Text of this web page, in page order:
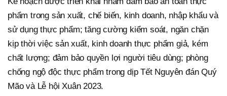
phẩm trong sản xuất, chế biến, kinh doanh, nhập khẩu và
sử dụng thực phẩm; tăng cường kiểm soát, ngăn chặn
kịp thời việc sản xuất, kinh doanh thực phẩm giả, kém
chất lượng; đảm bảo quyền lợi người tiêu dùng; phòng
chống ngộ độc thực phẩm trong dịp Tết Nguyên đán Quý
Mão và Lễ hội Xuân 2023.